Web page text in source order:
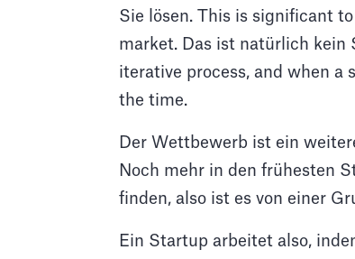
Sie lösen. This is significant
market. Das ist natürlich kein
iterative process, and when a
the time.
Der Wettbewerb ist ein
Noch mehr in den frühesten
finden, also ist es von einer
Ein Startup arbeitet also,